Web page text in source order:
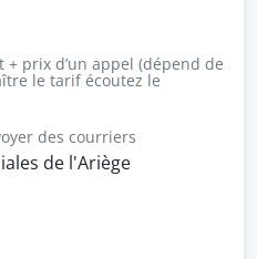
prix d’un appel (dépend de
le tarif écoutez le
des courriers
de l'Ariège